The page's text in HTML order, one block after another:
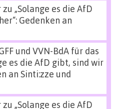
zu „Solange es die AfD
Gedenken an
und VVN-BdA für das
es die AfD gibt, sind wir
an Sinti:zze und
zu „Solange es die AfD